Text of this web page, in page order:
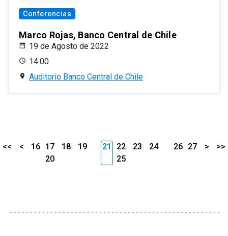
Conferencias
Marco Rojas, Banco Central de Chile
19 de Agosto de 2022
14:00
Auditorio Banco Central de Chile
<< < 16 17 18
19
20
21 22 23
24
25
26 27 > >>